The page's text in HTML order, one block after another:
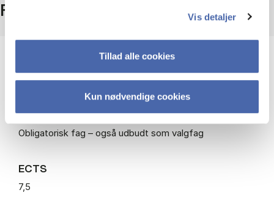
Vis detaljer
Tillad alle cookies
Kun nødvendige cookies
Fakta
Bachelor
Type
Obligatorisk fag – også udbudt som valgfag
ECTS
7,5